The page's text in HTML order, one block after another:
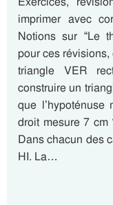
imprimer avec
Notions sur “Le
pour ces révisions,
triangle VER
construire un
que
droit mesure 7
Dans chacun des
HI. La…